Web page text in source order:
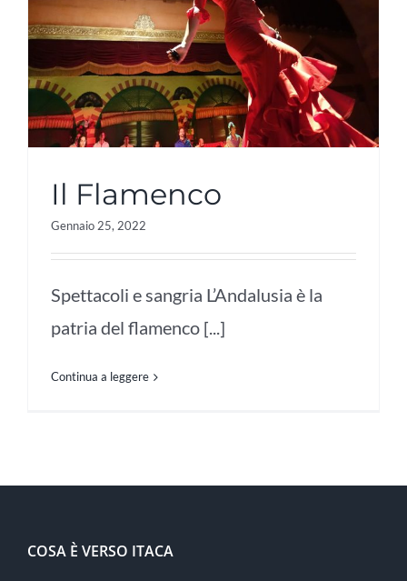
Il Flamenco
Gennaio 25, 2022
Spettacoli e sangria L’Andalusia è la
patria del flamenco [...]
Continua a leggere
COSA È VERSO ITACA